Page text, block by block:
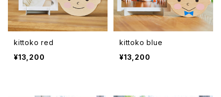
kittoko red
¥13,200
kittoko blue
¥13,200